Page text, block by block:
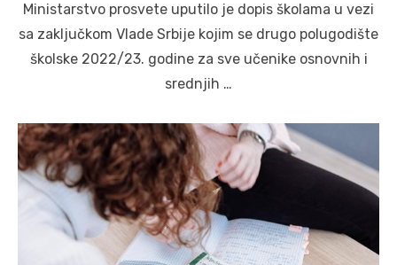
Ministarstvo prosvete uputilo je dopis školama u vezi
sa zaključkom Vlade Srbije kojim se drugo polugodište
školske 2022/23. godine za sve učenike osnovnih i
srednjih …